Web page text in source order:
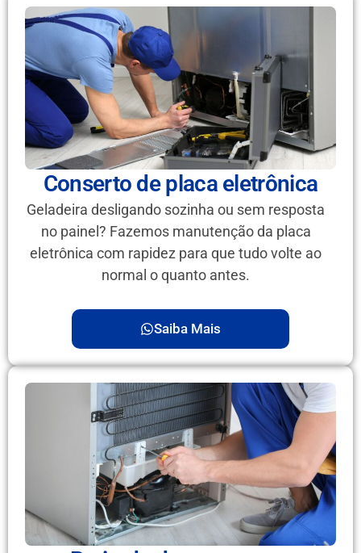
Conserto de placa eletrônica
Geladeira desligando sozinha ou sem resposta
no painel? Fazemos manutenção da placa
eletrônica com rapidez para que tudo volte ao
normal o quanto antes.
Saiba Mais